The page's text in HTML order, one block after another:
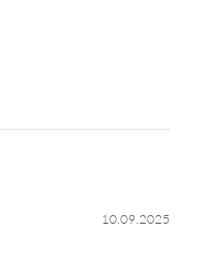
10.09.2025